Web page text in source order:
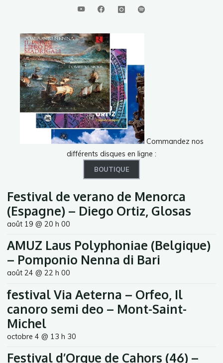
Commandez nos
différents disques en ligne :
BOUTIQUE
Festival de verano de Menorca
(Espagne) – Diego Ortiz, Glosas
août 19 @ 20 h 00
AMUZ Laus Polyphoniae (Belgique)
– Pomponio Nenna di Bari
août 24 @ 22 h 00
festival Via Aeterna – Orfeo, Il
canoro semi deo – Mont-Saint-
Michel
octobre 4 @ 13 h 30
Festival d’Orgue de Cahors (46) –